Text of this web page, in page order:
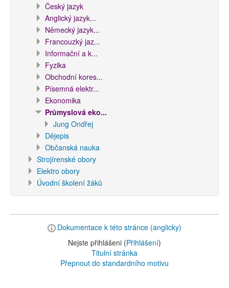
Český jazyk
Anglický jazyk...
Německý jazyk...
Francouzký jaz...
Informační a k...
Fyzika
Obchodní kores...
Písemná elektr...
Ekonomika
Průmyslová eko...
Jung Ondřej
Dějepis
Občanská nauka
Strojírenské obory
Elektro obory
Úvodní školení žáků
Dokumentace k této stránce (anglicky)
Nejste přihlášeni (Přihlášení)
Titulní stránka
Přepnout do standardního motivu